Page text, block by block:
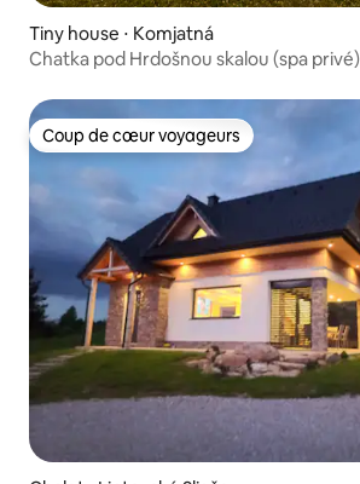
Tiny house ⋅ Komjatná
Chatka pod Hrdošnou skalou (spa privé)
Coup de cœur voyageurs
Coup de cœur voyageurs